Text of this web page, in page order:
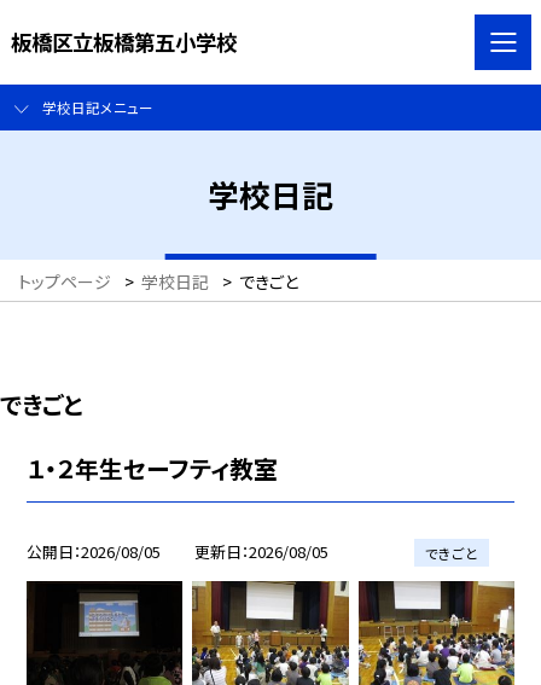
板橋区立板橋第五小学校
学校日記メニュー
学校日記
トップページ > 学校日記 > できごと
できごと
１・２年生セーフティ教室
公開日 2026/08/05 更新日 2026/08/05 できごと